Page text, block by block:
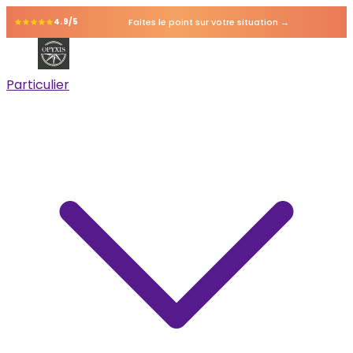
4.9/5 Faites le point sur votre situation →
Particulier